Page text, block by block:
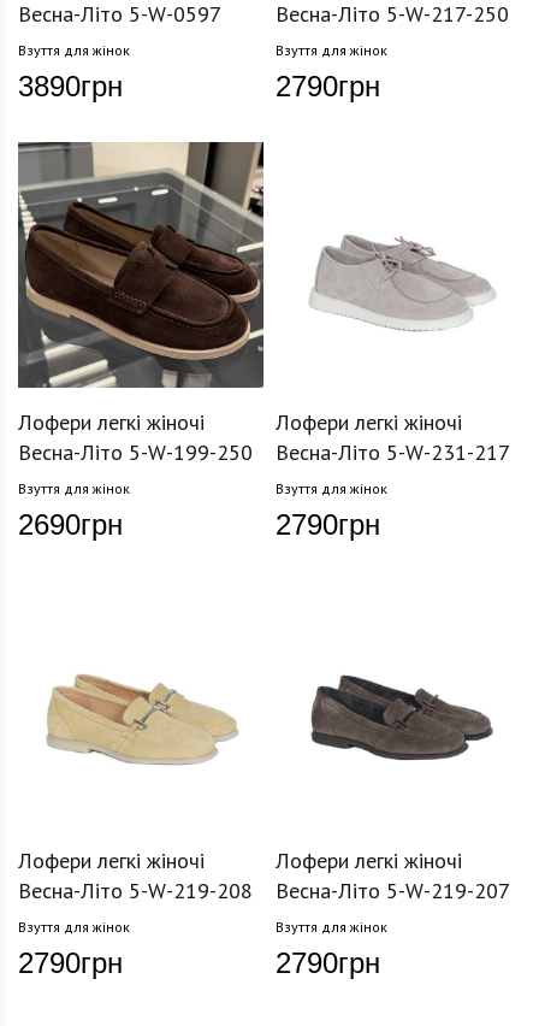
Весна-Літо 5-W-0597
Взуття для жінок
3890грн
Весна-Літо 5-W-217-250
Взуття для жінок
2790грн
Лофери легкі жіночі
Весна-Літо 5-W-199-250
Взуття для жінок
2690грн
Лофери легкі жіночі
Весна-Літо 5-W-231-217
Взуття для жінок
2790грн
Лофери легкі жіночі
Весна-Літо 5-W-219-208
Взуття для жінок
2790грн
Лофери легкі жіночі
Весна-Літо 5-W-219-207
Взуття для жінок
2790грн